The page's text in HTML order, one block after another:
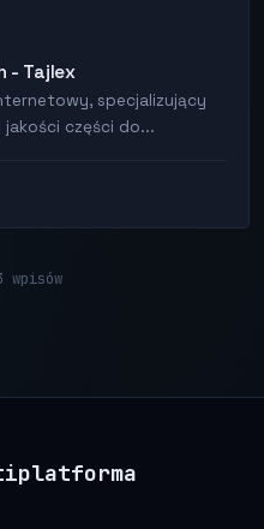
- Tajlex
specjalizujący
części do...